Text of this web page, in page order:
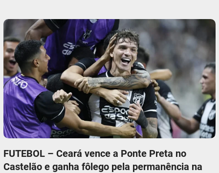
FUTEBOL – Ceará vence a Ponte Preta no
Castelão e ganha fôlego pela permanência na